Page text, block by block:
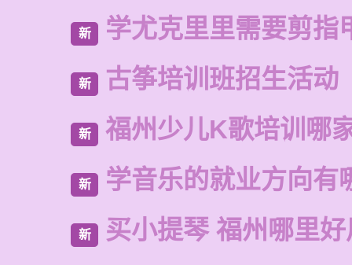
新 学尤克里里需要剪指
新 古筝培训班招生活动
新 福州少儿K歌培训哪
新 学音乐的就业方向有
新 买小提琴 福州哪里好